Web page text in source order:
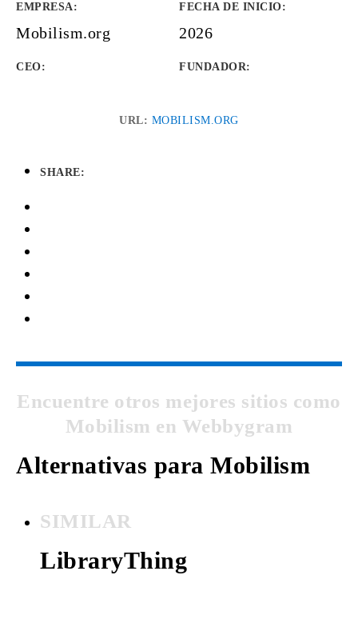
EMPRESA:
Mobilism.org
FECHA DE INICIO:
2026
CEO: FUNDADOR:
URL: MOBILISM.ORG
SHARE:
Encuentre otros mejores sitios como
Mobilism en Webbygram
Alternativas para Mobilism
SIMILAR
LibraryThing